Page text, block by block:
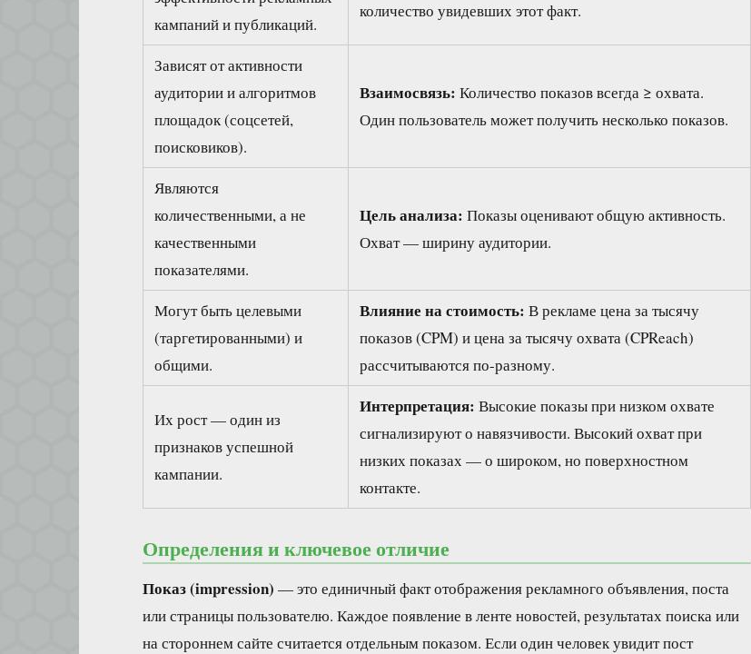
кампаний и публикаций.
количество увидевших этот факт.
Зависят от активности
аудитории и алгоритмов
площадок (соцсетей,
поисковиков).
Взаимосвязь: Количество показов всегда ≥ охвата.
Один пользователь может получить несколько показов.
Являются
количественными, а не
качественными
показателями.
Цель анализа: Показы оценивают общую активность.
Охват — ширину аудитории.
Могут быть целевыми
(таргетированными) и
общими.
Влияние на стоимость: В рекламе цена за тысячу
показов (CPM) и цена за тысячу охвата (CPReach)
рассчитываются по-разному.
Их рост — один из
признаков успешной
кампании.
Интерпретация: Высокие показы при низком охвате
сигнализируют о навязчивости. Высокий охват при
низких показах — о широком, но поверхностном
контакте.
Определения и ключевое отличие
Показ (impression) — это единичный факт отображения рекламного объявления, поста
или страницы пользователю. Каждое появление в ленте новостей, результатах поиска или
на стороннем сайте считается отдельным показом. Если один человек увидит пост